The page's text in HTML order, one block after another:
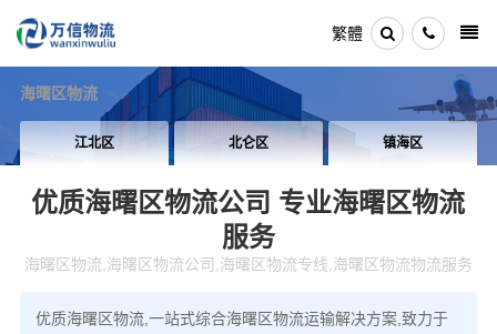
繁體
海曙区物流
江北区 北仑区 镇海区
优质海曙区物流公司 专业海曙区物流
服务
海曙区物流,海曙区物流公司,海曙区物流专线,海曙区物流物流服务
优质海曙区物流,一站式综合海曙区物流运输解决方案,致力于